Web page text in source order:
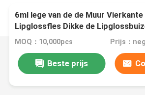
6ml lege van de de Muur Vierkante
Lipglossfles Dikke de
MOQ：10,000pcs Prijs：
Beste prijs